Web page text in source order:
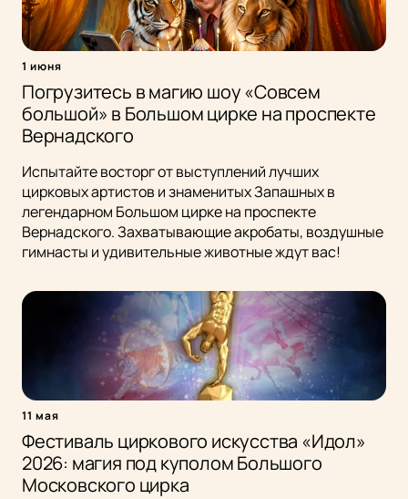
1 июня
Погрузитесь в магию шоу «Совсем
большой» в Большом цирке на проспекте
Вернадского
Испытайте восторг от выступлений лучших
цирковых артистов и знаменитых Запашных в
легендарном Большом цирке на проспекте
Вернадского. Захватывающие акробаты, воздушные
гимнасты и удивительные животные ждут вас!
11 мая
Фестиваль циркового искусства «Идол»
2026: магия под куполом Большого
Московского цирка